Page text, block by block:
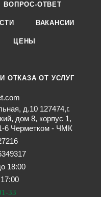
ВОПРОС-ОТВЕТ
ВАКАНСИИ
ЦЕНЫ
ОТКАЗА ОТ УСЛУГ
д.10 127474,г.
дом 8, корпус 1,
6 Черметком - ЧМК
18:00
33